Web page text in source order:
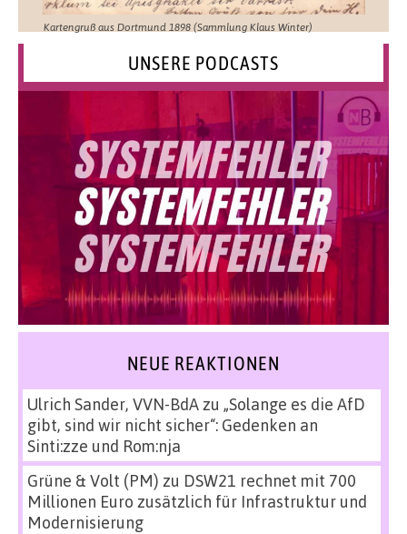
Kartengruß aus Dortmund 1898 (Sammlung Klaus Winter)
UNSERE PODCASTS
NEUE REAKTIONEN
Ulrich Sander, VVN-BdAzu „Solange es die AfD
gibt, sind wir nicht sicher“: Gedenken an
Sinti:zze und Rom:nja
Grüne & Volt (PM) zu DSW21 rechnet mit 700
Millionen Euro zusätzlich für Infrastruktur und
Modernisierung